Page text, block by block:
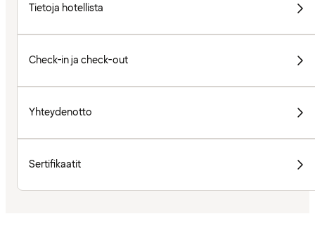
Tietoja hotellista
Check-in ja check-out
Yhteydenotto
Sertifikaatit